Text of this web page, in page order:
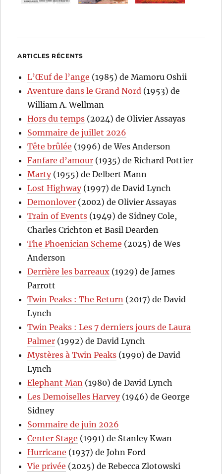
ARTICLES RÉCENTS
L’Œuf de l’ange (1985) de Mamoru Oshii
Aventure dans le Grand Nord (1953) de
William A. Wellman
Hors du temps (2024) de Olivier Assayas
Sommaire de juillet 2026
Tête brûlée (1996) de Wes Anderson
Fanfare d’amour (1935) de Richard Pottier
Marty(1955) de Delbert Mann
Lost Highway(1997) de David Lynch
Demonlover (2002) de Olivier Assayas
Train of Events (1949) de Sidney Cole,
Charles Crichton et Basil Dearden
The Phoenician Scheme (2025) de Wes
Anderson
Derrière les barreaux (1929) de James
Parrott
Twin Peaks : The Return (2017) de David
Lynch
Twin Peaks : Les 7 derniers jours de Laura
Palmer (1992) de David Lynch
Mystères à Twin Peaks (1990) de David
Lynch
Elephant Man (1980) de David Lynch
Les Demoiselles Harvey(1946) de George
Sidney
Sommaire de juin 2026
Center Stage (1991) de Stanley Kwan
Hurricane (1937) de John Ford
Vie privée (2025) de Rebecca Zlotowski